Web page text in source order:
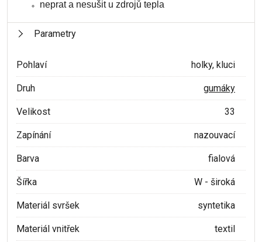
neprat a nesušit u zdrojů tepla
Parametry
Pohlaví holky, kluci
Druh gumáky
Velikost 33
Zapínání nazouvací
Barva fialová
Šířka W - široká
Materiál svršek syntetika
Materiál vnitřek textil